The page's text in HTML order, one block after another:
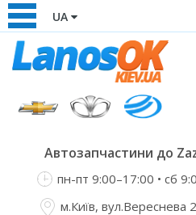
UA
Автозапчастини до
пн-пт 9:00–17:00 • сб
м.Київ, вул.Вереснева